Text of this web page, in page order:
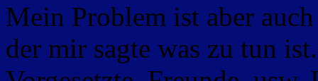
Mein Problem ist aber
der mir sagte was zu tun